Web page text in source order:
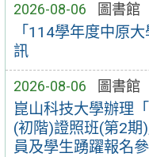
2026-08-06 圖書館
「114學年度中原
訊
2026-08-06 圖書館
崑山科技大學辦理
(初階)證照班(第2
員及學生踴躍報名參